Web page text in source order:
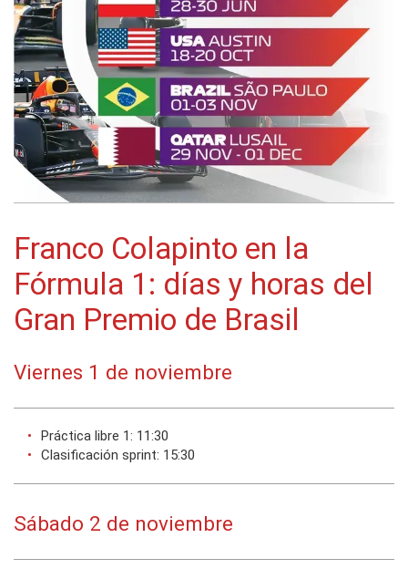
Franco Colapinto en la
Fórmula 1: días y horas del
Gran Premio de Brasil
Viernes 1 de noviembre
Práctica libre 1: 11:30
Clasificación sprint: 15:30
Sábado 2 de noviembre